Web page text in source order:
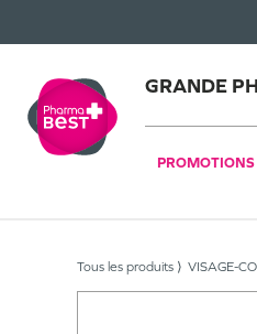
GRANDE
PROMOTIONS
Tous les produits VISAGE-